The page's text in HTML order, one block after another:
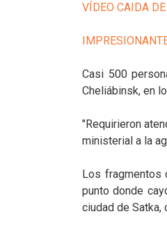
VÍDEO CAIDA
Casi 500
Cheliábinsk, en
"Requirieron
ministerial a la
Los fragmentos
punto donde
ciudad de